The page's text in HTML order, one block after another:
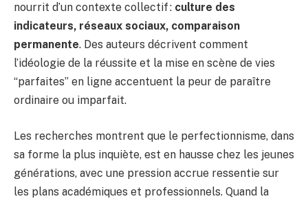
nourrit d’un contexte collectif : culture des
indicateurs, réseaux sociaux, comparaison
permanente. Des auteurs décrivent comment
l’idéologie de la réussite et la mise en scène de vies
“parfaites” en ligne accentuent la peur de paraître
ordinaire ou imparfait.
Les recherches montrent que le perfectionnisme, dans
sa forme la plus inquiète, est en hausse chez les jeunes
générations, avec une pression accrue ressentie sur
les plans académiques et professionnels. Quand la